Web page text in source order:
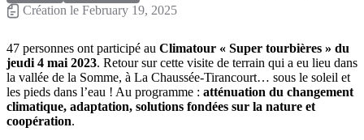
Création le February 19, 2025
47 personnes ont participé au Climatour « Super tourbières » du
jeudi 4 mai 2023. Retour sur cette visite de terrain qui a eu lieu dans
la vallée de la Somme, à La Chaussée-Tirancourt… sous le soleil et
les pieds dans l’eau ! Au programme : atténuation du changement
climatique, adaptation, solutions fondées sur la nature et
coopération.